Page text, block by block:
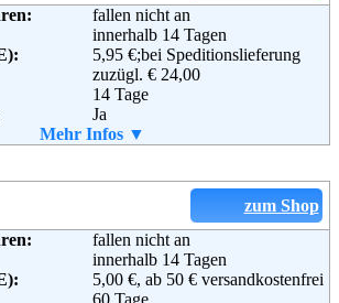
fallen nicht an
innerhalb 14 Tagen
5,95 €;bei Speditionslieferung
zuzügl. € 24,00
14 Tage
Ja
im Paket enthalten
Baur Versand (GmbH & Co KG)
Bahnhofstraße 10
Mehr Infos ▼
zum Shop
fallen nicht an
innerhalb 14 Tagen
5,00 €, ab 50 € versandkostenfrei